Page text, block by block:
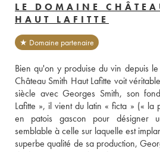
LE DOMAINE
HAUT LAFITTE
★ Domaine partenaire
Bien qu'on y produise du vin depuis
Château Smith Haut Lafitte voit
siècle avec Georges Smith, son
Lafitte », il vient du latin « ficta » (« la
en patois gascon pour désigner
semblable à celle sur laquelle est
superbe qualité de sa production,